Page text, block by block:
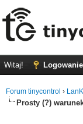
Witaj! Logowanie
Forum tinycontrol ›
Prosty (?)